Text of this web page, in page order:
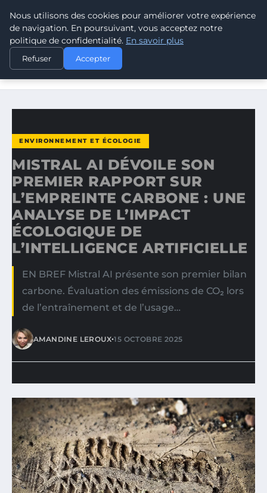
CLIMATE GUARDIAN
ACCUEIL
ENVIRONNEMENT ET ÉCOLOGIE
MISTRAL AI DÉVOILE SON PREMIER RAPPORT SUR
ENVIRONNEMENT ET ÉCOLOGIE
MISTRAL AI DÉVOILE SON
PREMIER RAPPORT SUR
L’EMPREINTE CARBONE : UNE
ANALYSE DE L’IMPACT
ÉCOLOGIQUE DE
L’INTELLIGENCE ARTIFICIELLE
EN BREF Mistral AI présente son premier bilan
carbone. Évaluation des émissions de CO₂ lors
de l’entraînement et de l’usage…
AMANDINE LEROUX•15 OCTOBRE 2025
Nous utilisons des cookies pour améliorer votre expérience
de navigation. En poursuivant, vous acceptez notre
politique de confidentialité. En savoir plus
Refuser Accepter